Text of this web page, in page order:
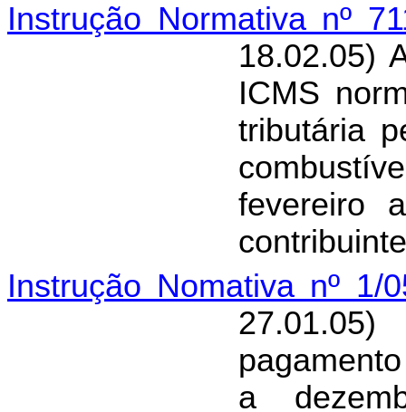
Instrução Normativa nº
18.02.05)
ICMS
tributária
fevereiro
Instrução Nomativa nº 1/
a